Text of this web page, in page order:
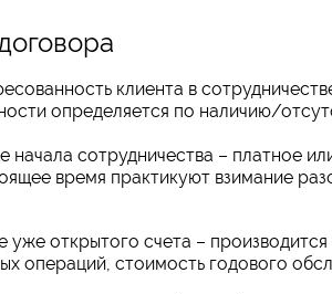
клиента в
определяется по наличию/
сотрудничества – платное
время практикуют взимание
открытого счета –
операций, стоимость годового